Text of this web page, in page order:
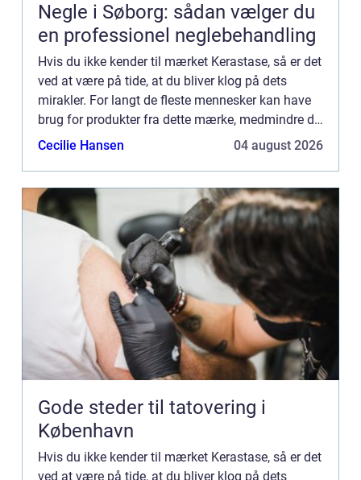
Negle i Søborg: sådan vælger du
en professionel neglebehandling
Hvis du ikke kender til mærket Kerastase, så er det
ved at være på tide, at du bliver klog på dets
mirakler. For langt de fleste mennesker kan have
brug for produkter fra dette mærke, medmindre de
er deciderede ska...
Cecilie Hansen 04 august 2026
Gode steder til tatovering i
København
Hvis du ikke kender til mærket Kerastase, så er det
ved at være på tide, at du bliver klog på dets